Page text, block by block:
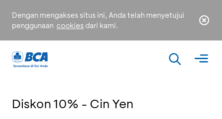
Dengan mengakses situs ini, Anda telah menyetujui
penggunaan cookies dari kami.
Diskon 10% - Cin Yen